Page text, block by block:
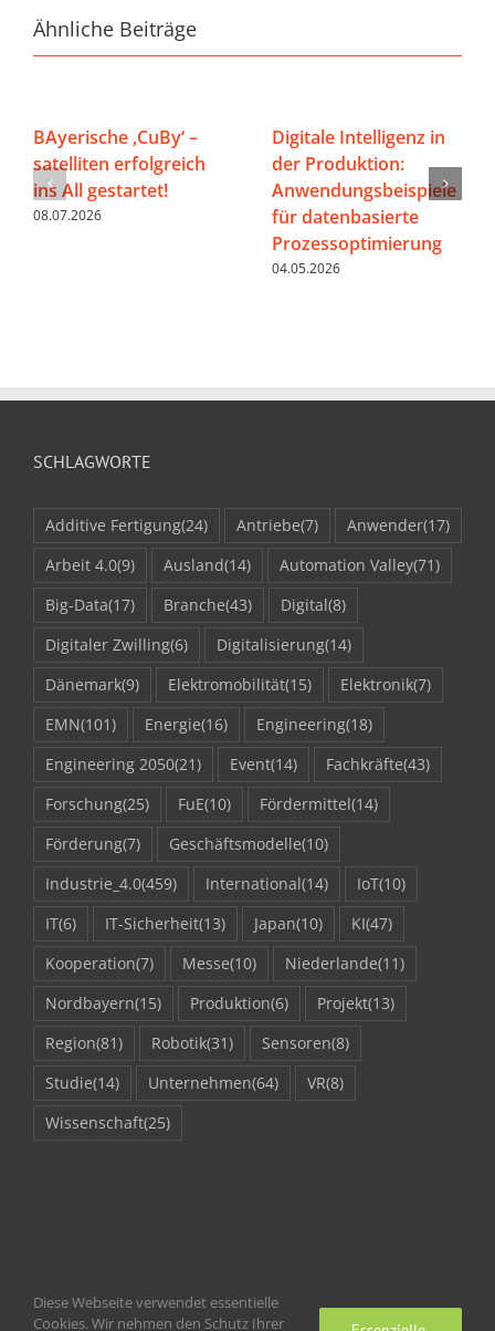
Ähnliche Beiträge
BAyerische ‚CuBy‘ –
satelliten erfolgreich
ins All gestartet!
08.07.2026
Digitale Intelligenz in
der Produktion:
Anwendungsbeispiele
für datenbasierte
Prozessoptimierung
04.05.2026
SCHLAGWORTE
Additive Fertigung(24) Antriebe(7) Anwender(17)
Arbeit 4.0(9) Ausland(14) Automation Valley(71)
Big-Data(17) Branche(43) Digital(8)
Digitaler Zwilling(6) Digitalisierung(14)
Dänemark(9) Elektromobilität(15) Elektronik(7)
EMN(101) Energie(16) Engineering(18)
Engineering 2050(21) Event(14) Fachkräfte(43)
Forschung(25) FuE(10) Fördermittel(14)
Förderung(7) Geschäftsmodelle(10)
Industrie_4.0(459) International(14) IoT(10)
IT(6) IT-Sicherheit(13) Japan(10) KI(47)
Kooperation(7) Messe(10) Niederlande(11)
Nordbayern(15) Produktion(6) Projekt(13)
Region(81) Robotik(31) Sensoren(8)
Studie(14) Unternehmen(64) VR(8)
Wissenschaft(25)
Diese Webseite verwendet essentielle
Cookies. Wir nehmen den Schutz Ihrer